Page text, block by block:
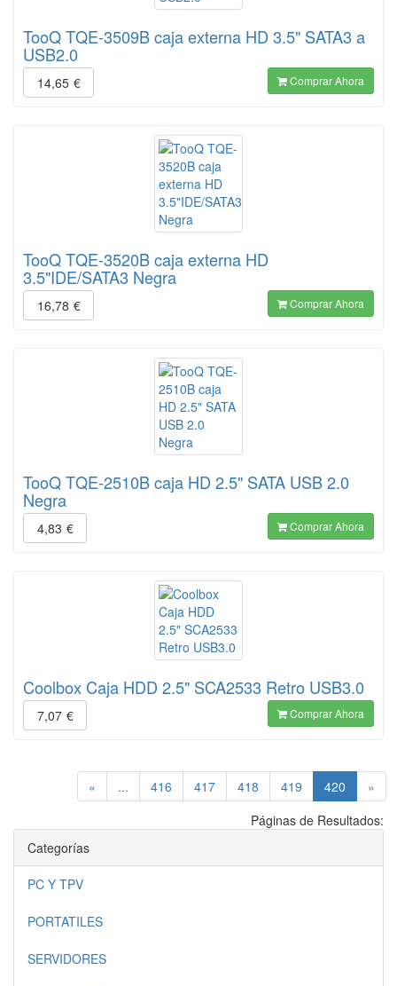
TooQ TQE-3509B caja externa HD 3.5" SATA3 a
USB2.0
14,65 € Comprar Ahora
TooQ TQE-3520B caja externa HD
3.5"IDE/SATA3 Negra
16,78 € Comprar Ahora
TooQ TQE-2510B caja HD 2.5" SATA USB 2.0
Negra
4,83 € Comprar Ahora
Coolbox Caja HDD 2.5" SCA2533 Retro USB3.0
7,07 € Comprar Ahora
« ... 416 417 418 419 420 (current)
»
Páginas de Resultados:
Categorías
PC Y TPV
PORTATILES
SERVIDORES